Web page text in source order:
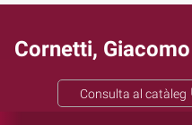
Cornetti, Giacomo
Consulta al catàleg